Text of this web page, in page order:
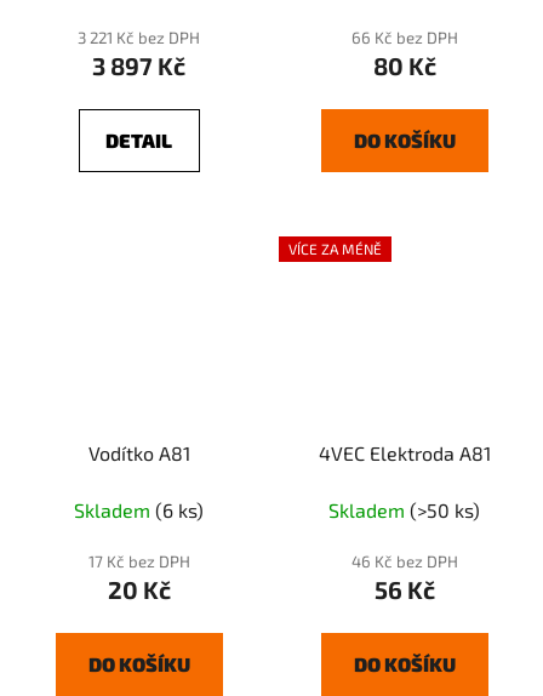
3 221 Kč bez DPH
3 897 Kč
DETAIL
66 Kč bez DPH
80 Kč
DO KOŠÍKU
Vodítko A81
Skladem (6 ks)
17 Kč bez DPH
20 Kč
DO KOŠÍKU
VÍCE ZA MÉNĚ
4VEC Elektroda A81
Skladem (>50 ks)
46 Kč bez DPH
56 Kč
DO KOŠÍKU